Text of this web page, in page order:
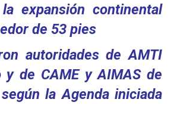
expansión continental
de 53 pies
autoridades de AMTI
y de CAME y AIMAS de
la Agenda iniciada